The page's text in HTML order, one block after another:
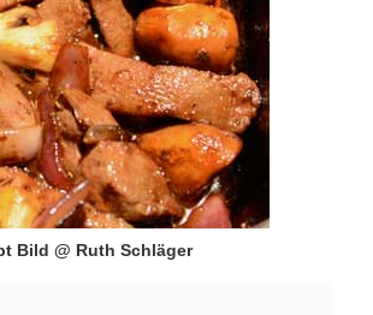
Bild @ Ruth Schläger